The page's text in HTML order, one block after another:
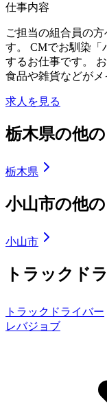
仕事内容
ご担当の組合員の
す。 CMでお馴染「
するお仕事です。
食品や雑貨などがメ
求人を見る
栃木県の他
栃木県
小山市の他
小山市
トラックド
トラックドライバー
レバジョブ